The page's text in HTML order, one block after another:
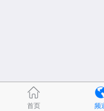
首页 频